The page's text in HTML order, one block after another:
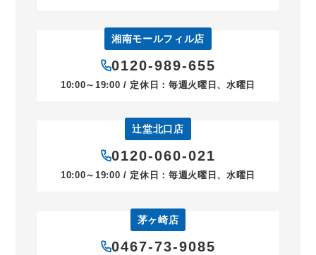
湘南モールフィル店
0120-989-655
10:00～19:00 / 定休日：毎週火曜日、水曜日
辻堂北口店
0120-060-021
10:00～19:00 / 定休日：毎週火曜日、水曜日
茅ヶ崎店
0467-73-9085